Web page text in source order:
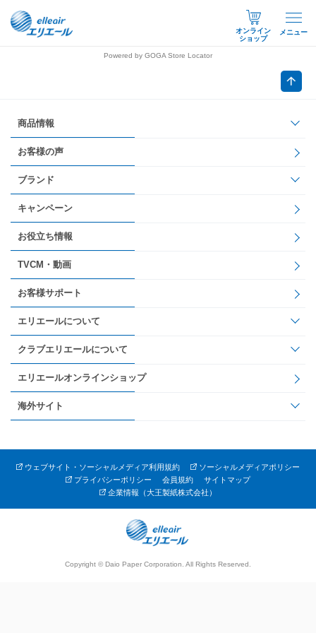
オンライン
ショップ
メニュー
Powered by GOGA Store Locator
商品情報
お客様の声
ブランド
キャンペーン
お役立ち情報
TVCM・動画
お客様サポート
エリエールについて
クラブエリエールについて
エリエールオンラインショップ
海外サイト
ウェブサイト・ソーシャルメディア利用規約
ソーシャルメディアポリシー
プライバシーポリシー
会員規約
サイトマップ
企業情報（大王製紙株式会社）
Copyright © Daio Paper Corporation. All Rights Reserved.